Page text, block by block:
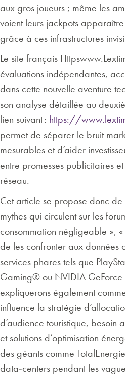
aux gros joueurs ; même les
voient leurs jackpots
grâce à ces infrastructures
Le site français
évaluations indépendantes,
dans cette nouvelle aventure
son analyse détaillée au
lien suivant : https://
permet de séparer le bruit
mesurables et d’aider
entre promesses publicitaires
réseau.
Cet article se propose donc
mythes qui circulent sur les
consommation négligeable »,
de les confronter aux données
services phares tels que
Gaming® ou NVIDIA
expliquerons également
influence la stratégie
d’audience touristique, besoin
et solutions d’optimisation
des géants comme
data‑centers pendant les